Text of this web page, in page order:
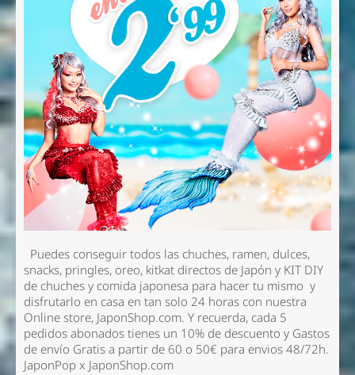
Puedes conseguir todos las chuches, ramen, dulces,
snacks, pringles, oreo, kitkat directos de Japón y KIT DIY
de chuches y comida japonesa para hacer tu mismo y
disfrutarlo en casa en tan solo 24 horas con nuestra
Online store, JaponShop.com. Y recuerda, cada 5
pedidos abonados tienes un 10% de descuento y Gastos
de envío Gratis a partir de 60 o 50€ para envios 48/72h.
JaponPop x JaponShop.com